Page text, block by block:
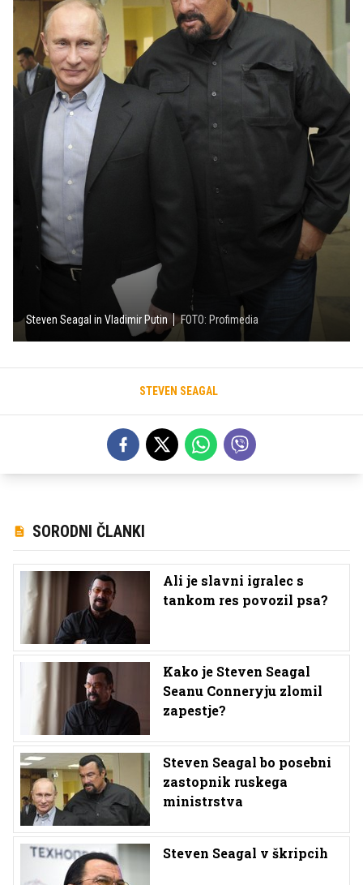
Steven Seagal in Vladimir Putin FOTO: Profimedia
STEVEN SEAGAL
SORODNI ČLANKI
Ali je slavni igralec s
tankom res povozil psa?
Kako je Steven Seagal
Seanu Conneryju zlomil
zapestje?
Steven Seagal bo posebni
zastopnik ruskega
ministrstva
Steven Seagal v škripcih